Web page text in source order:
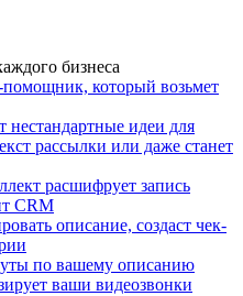
бизнеса
который возьмет
нестандартные идеи для
рассылки или даже станет
расшифрует запись
CRM
описание, создаст чек-
по вашему описанию
ваши видеозвонки